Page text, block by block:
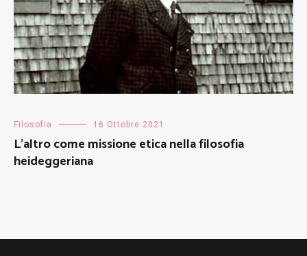
Filosofia 16 Ottobre 2021
L’altro come missione etica nella filosofia
heideggeriana